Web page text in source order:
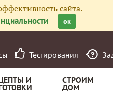
сайта.
ок
Тестирования
И СТРОИМ
ДОМ